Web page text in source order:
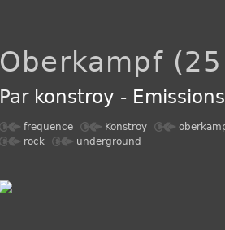
Oberkampf
Par konstroy -
frequence Konstroy
rock
underground